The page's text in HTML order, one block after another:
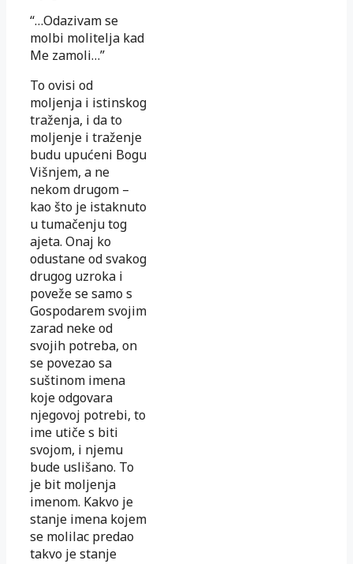
“…Odazivam se
molbi molitelja kad
Me zamoli…”
To ovisi od
moljenja i istinskog
traženja, i da to
moljenje i traženje
budu upućeni Bogu
Višnjem, a ne
nekom drugom –
kao što je istaknuto
u tumačenju tog
ajeta. Onaj ko
odustane od svakog
drugog uzroka i
poveže se samo s
Gospodarem svojim
zarad neke od
svojih potreba, on
se povezao sa
suštinom imena
koje odgovara
njegovoj potrebi, to
ime utiče s biti
svojom, i njemu
bude uslišano. To
je bit moljenja
imenom. Kakvo je
stanje imena kojem
se molilac predao
takvo je stanje